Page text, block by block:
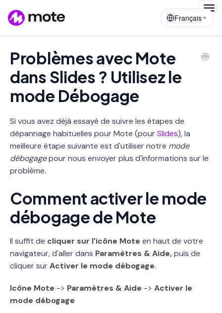
Français
Problèmes avec Mote
dans Slides ? Utilisez le
mode Débogage
Si vous avez déjà essayé de suivre les étapes de
dépannage habituelles pour Mote (pourSlides), la
meilleure étape suivante est d'utiliser notre mode
débogagepour nous envoyer plus d'informations sur le
problème.
Comment activer le mode
débogage de Mote
Il suffit de cliquer sur l'icône Mote en haut de votre
navigateur, d'aller dans Paramètres & Aide,puis de
cliquer surActiver le mode débogage.
Icône Mote -> Paramètres & Aide -> Activer le
mode débogage